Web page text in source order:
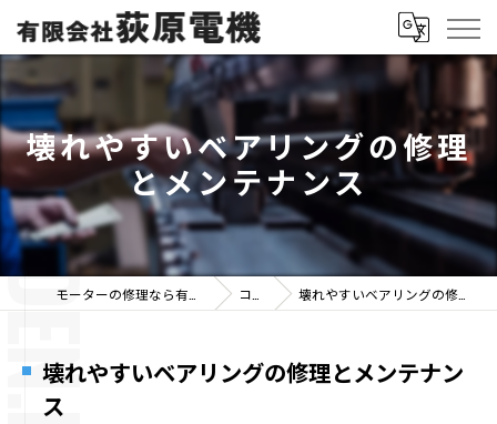
壊れやすいベアリングの修理
とメンテナンス
コラム 壊れやすいベアリングの修理とメンテナンス
壊れやすいベアリングの修理とメンテナン
ス